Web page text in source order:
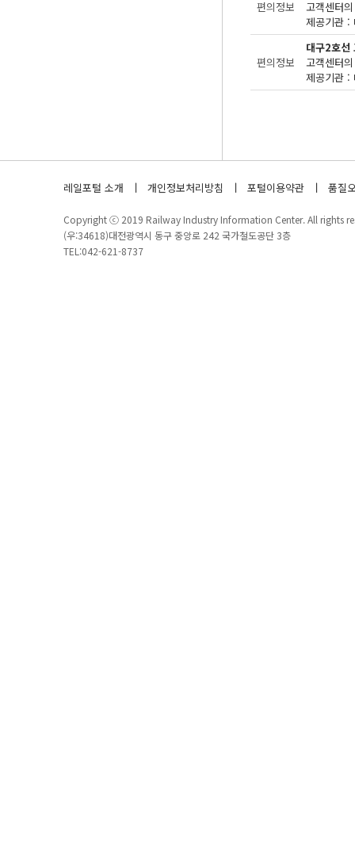
편의정보
고객센터
제공기관 :
편의정보
대구2호선
고객센터
제공기관 :
레일포털 소개 개인정보처리방침 포털이용약관 품질
Copyright ⓒ 2019 Railway Industry Information Center. All rights
(우:34618)대전광역시 동구 중앙로 242 국가철도공단 3층
TEL:042-621-8737